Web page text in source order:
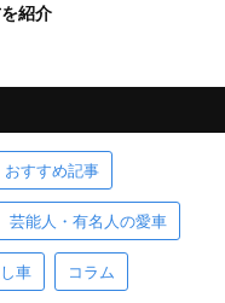
紹介
おすすめ記事
芸能人・有名人の愛車
車 コラム